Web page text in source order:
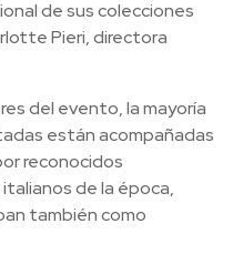
de sus colecciones
Pieri, directora
del evento, la mayoría
están acompañadas
reconocidos
de la época,
también como